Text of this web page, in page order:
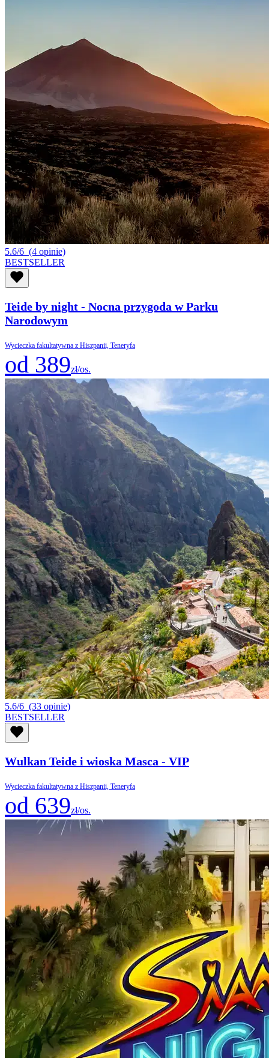
5.6/6 (4 opinie)
BESTSELLER
Teide by night - Nocna przygoda w Parku
Narodowym
Wycieczka fakultatywna z Hiszpanii, Teneryfa
od 389zł/os.
5.6/6 (33 opinie)
BESTSELLER
Wulkan Teide i wioska Masca - VIP
Wycieczka fakultatywna z Hiszpanii, Teneryfa
od 639zł/os.